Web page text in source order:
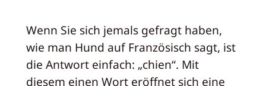
Wenn Sie sich jemals gefragt haben,
wie man Hund auf Französisch sagt, ist
die Antwort einfach: „chien“. Mit
diesem einen Wort eröffnet sich eine